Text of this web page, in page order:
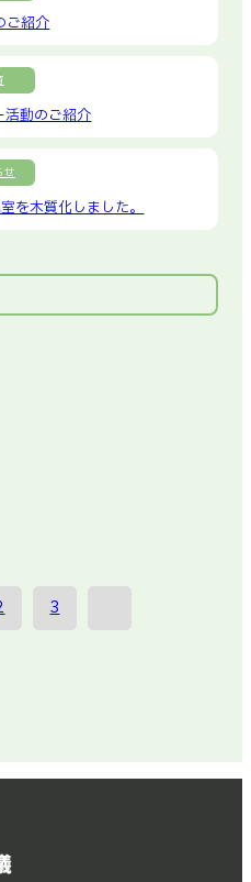
ご紹介
活動のご紹介
せ
を木質化しました。
3